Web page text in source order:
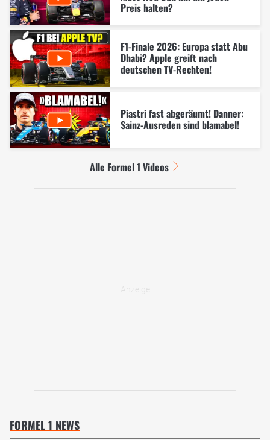
Preis halten?
F1-Finale 2026: Europa statt Abu
Dhabi? Apple greift nach
deutschen TV-Rechten!
Piastri fast abgeräumt! Danner:
Sainz-Ausreden sind blamabel!
Alle Formel 1 Videos
FORMEL 1 NEWS